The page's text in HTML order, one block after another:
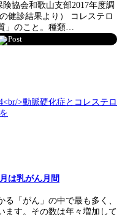
協会和歌山支部2017年度調
健診結果より） コレステロ
」のこと。種類…
Post
は乳がん月間
る「がん」の中で最も多く、
ます。その数は年々増加して